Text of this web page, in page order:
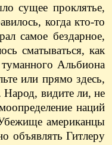
сущее проклятье,
когда кто-то
самое бездарное,
сматываться, как
Альбиона
или прямо здесь,
Народ, видите ли, не
наций
американцы
объявлять Гитлеру